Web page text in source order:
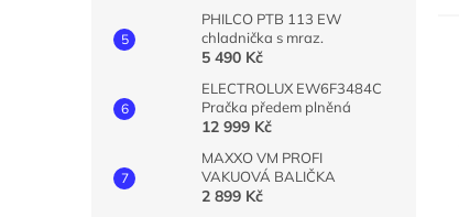
PHILCO PTB 113 EW
chladnička s mraz.
5 490 Kč
ELECTROLUX EW6F3484C
Pračka předem plněná
12 999 Kč
MAXXO VM PROFI
VAKUOVÁ BALIČKA
2 899 Kč